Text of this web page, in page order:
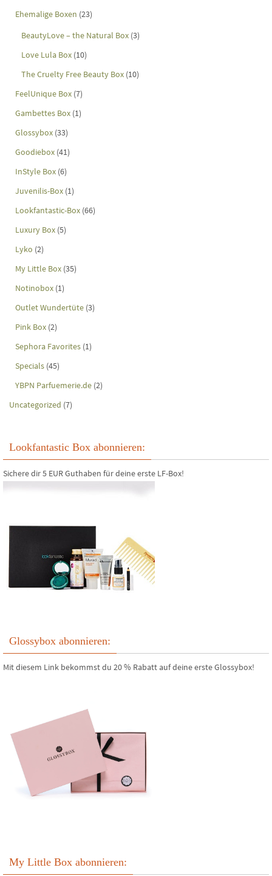
Ehemalige Boxen (23)
BeautyLove – the Natural Box (3)
Love Lula Box (10)
The Cruelty Free Beauty Box (10)
FeelUnique Box (7)
Gambettes Box (1)
Glossybox (33)
Goodiebox (41)
InStyle Box (6)
Juvenilis-Box (1)
Lookfantastic-Box (66)
Luxury Box (5)
Lyko (2)
My Little Box (35)
Notinobox (1)
Outlet Wundertüte (3)
Pink Box (2)
Sephora Favorites (1)
Specials (45)
YBPN Parfuemerie.de (2)
Uncategorized (7)
Lookfantastic Box abonnieren:
Sichere dir 5 EUR Guthaben für deine erste LF-Box!
Glossybox abonnieren:
Mit diesem Link bekommst du 20 % Rabatt auf deine erste Glossybox!
My Little Box abonnieren: